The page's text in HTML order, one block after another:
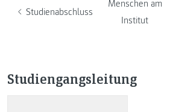
Studienabschluss
Menschen am
Institut
Studiengangsleitung